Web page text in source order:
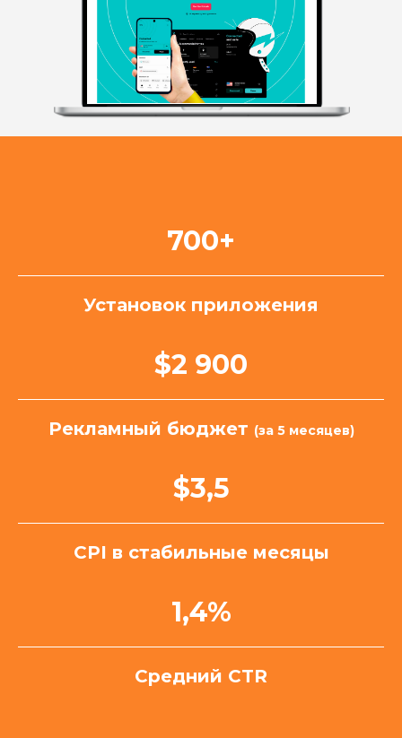
700+
Установок приложения
$2 900
Рекламный бюджет (за 5 месяцев)
$3,5
CPI в стабильные месяцы
1,4%
Средний CTR